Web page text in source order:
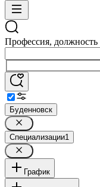
Профессия,
Буденновск
Специализации1
График